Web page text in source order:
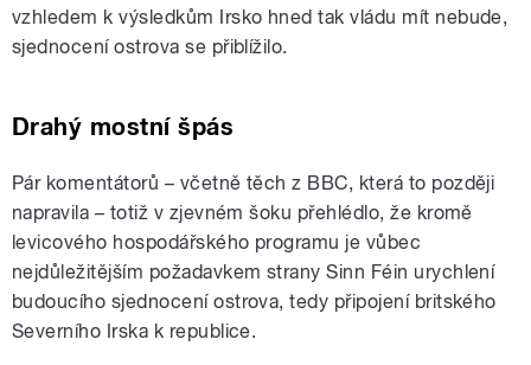
vzhledem k výsledkům Irsko hned tak vládu mít nebude,
sjednocení ostrova se přiblížilo.
Drahý mostní špás
Pár komentátorů – včetně těch z BBC, která to později
napravila – totiž v zjevném šoku přehlédlo, že kromě
levicového hospodářského programu je vůbec
nejdůležitějším požadavkem strany Sinn Féin urychlení
budoucího sjednocení ostrova, tedy připojení britského
Severního Irska k republice.